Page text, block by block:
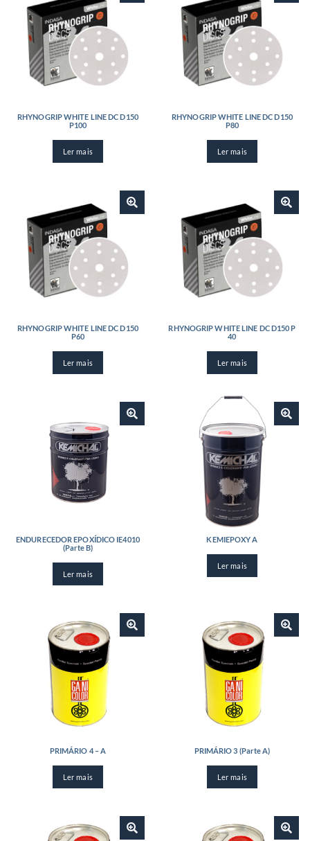
RHYNOGRIP WHITE LINE DC D150
P100
Ler mais
RHYNOGRIP WHITE LINE DC D150
P80
Ler mais
RHYNOGRIP WHITE LINE DC D150
P60
Ler mais
RHYNOGRIP WHITE LINE DC D150 P
40
Ler mais
ENDURECEDOR EPOXÍDICO IE4010
(Parte B)
Ler mais
KEMIEPOXY A
Ler mais
PRIMÁRIO 4 – A
Ler mais
PRIMÁRIO 3 (Parte A)
Ler mais